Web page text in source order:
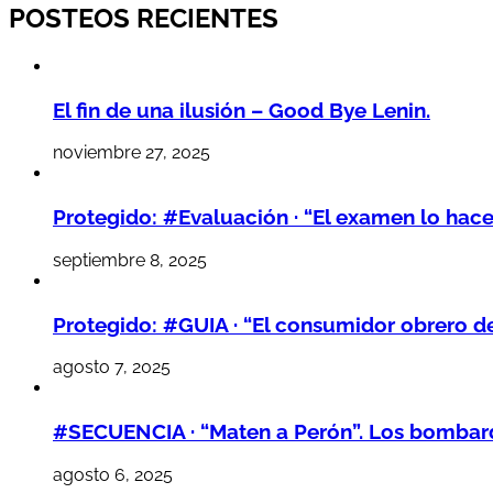
POSTEOS RECIENTES
El fin de una ilusión – Good Bye Lenin.
noviembre 27, 2025
Protegido: #Evaluación · “El examen lo
septiembre 8, 2025
Protegido: #GUIA · “El consumidor obrero
agosto 7, 2025
#SECUENCIA · “Maten a Perón”. Los
agosto 6, 2025